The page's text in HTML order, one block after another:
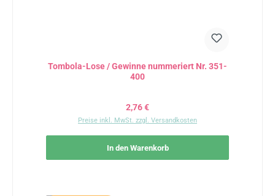
Tombola-Lose / Gewinne nummeriert Nr. 351-
400
Regulärer Preis:
2,76 €
Preise inkl. MwSt. zzgl. Versandkosten
In den Warenkorb